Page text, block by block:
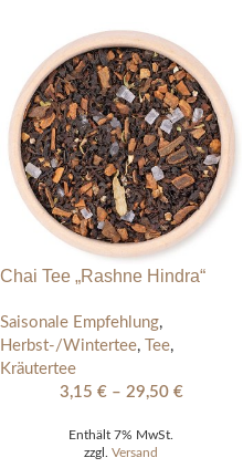
Chai Tee „Rashne Hindra“
Saisonale Empfehlung,
Herbst-/Wintertee, Tee,
Kräutertee
3,15 € – 29,50 €
Enthält 7% MwSt.
zzgl. Versand